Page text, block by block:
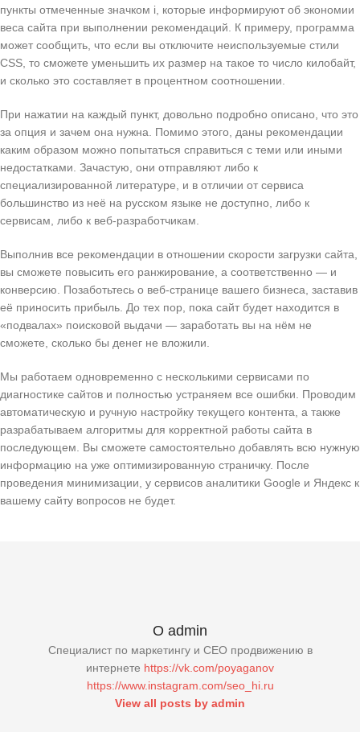
пункты отмеченные значком i, которые информируют об экономии
веса сайта при выполнении рекомендаций. К примеру, программа
может сообщить, что если вы отключите неиспользуемые стили
CSS, то сможете уменьшить их размер на такое то число килобайт,
и сколько это составляет в процентном соотношении.
При нажатии на каждый пункт, довольно подробно описано, что это
за опция и зачем она нужна. Помимо этого, даны рекомендации
каким образом можно попытаться справиться с теми или иными
недостатками. Зачастую, они отправляют либо к
специализированной литературе, и в отличии от сервиса
большинство из неё на русском языке не доступно, либо к
сервисам, либо к веб-разработчикам.
Выполнив все рекомендации в отношении скорости загрузки сайта,
вы сможете повысить его ранжирование, а соответственно — и
конверсию. Позаботьтесь о веб-странице вашего бизнеса, заставив
её приносить прибыль. До тех пор, пока сайт будет находится в
«подвалах» поисковой выдачи — заработать вы на нём не
сможете, сколько бы денег не вложили.
Мы работаем одновременно с несколькими сервисами по
диагностике сайтов и полностью устраняем все ошибки. Проводим
автоматическую и ручную настройку текущего контента, а также
разрабатываем алгоритмы для корректной работы сайта в
последующем. Вы сможете самостоятельно добавлять всю нужную
информацию на уже оптимизированную страничку. После
проведения минимизации, у сервисов аналитики Google и Яндекс к
вашему сайту вопросов не будет.
О admin
Специалист по маркетингу и СЕО продвижению в
интернете https://vk.com/poyaganov
https://www.instagram.com/seo_hi.ru
View all posts by admin